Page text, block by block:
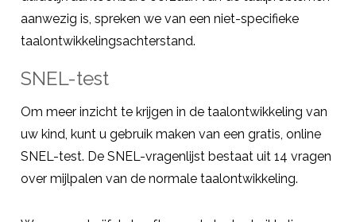
aanwezig is, spreken we van een niet-specifieke
taalontwikkelingsachterstand.
SNEL-test
Om meer inzicht te krijgen in de taalontwikkeling van
uw kind, kunt u gebruik maken van een gratis, online
SNEL-test. De SNEL-vragenlijst bestaat uit 14 vragen
over mijlpalen van de normale taalontwikkeling.